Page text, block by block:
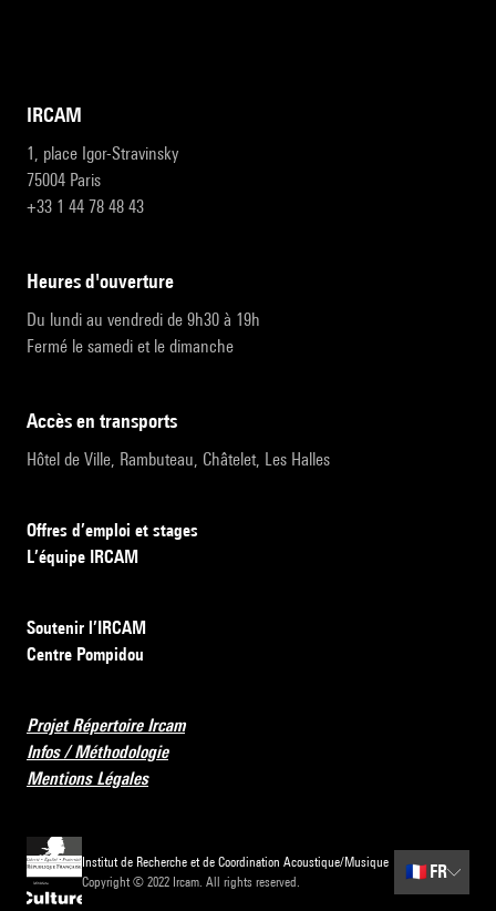
IRCAM
1, place Igor-Stravinsky
75004 Paris
+33 1 44 78 48 43
heures d'ouverture
Du lundi au vendredi de 9h30 à 19h
Fermé le samedi et le dimanche
accès en transports
Hôtel de Ville, Rambuteau, Châtelet, Les Halles
Offres d’emploi et stages
L’équipe IRCAM
Soutenir l’IRCAM
Centre Pompidou
Projet Répertoire Ircam
Infos / Méthodologie
Mentions Légales
Institut de Recherche et de Coordination Acoustique/Musique
Copyright © 2022 Ircam. All rights reserved.
🇫🇷 FR